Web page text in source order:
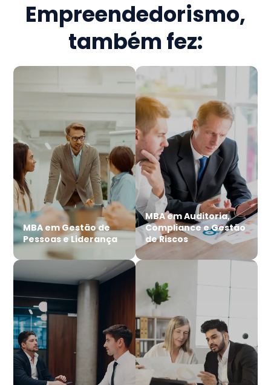
Empreendedorismo,
também fez:
MBA em Gestão de
Pessoas e Liderança
MBA em Auditoria,
Compliance e Gestão
de Riscos